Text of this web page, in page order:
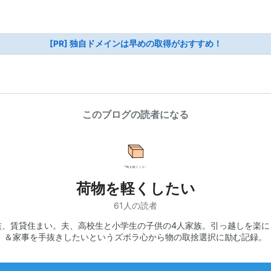
[PR] 独自ドメインは早めの取得がおすすめ！
このブログの読者になる
荷物を軽くしたい
61人の読者
賃貸住まい。夫、高校生と小学生の子供の4人家族。引っ越しを楽
＆家事を手抜きしたいというズボラ心から物の取捨選択に励む記録。